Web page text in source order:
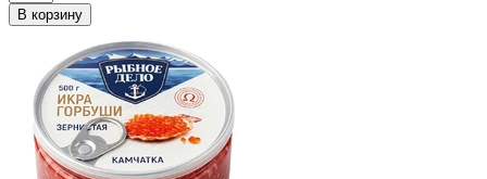
В корзину